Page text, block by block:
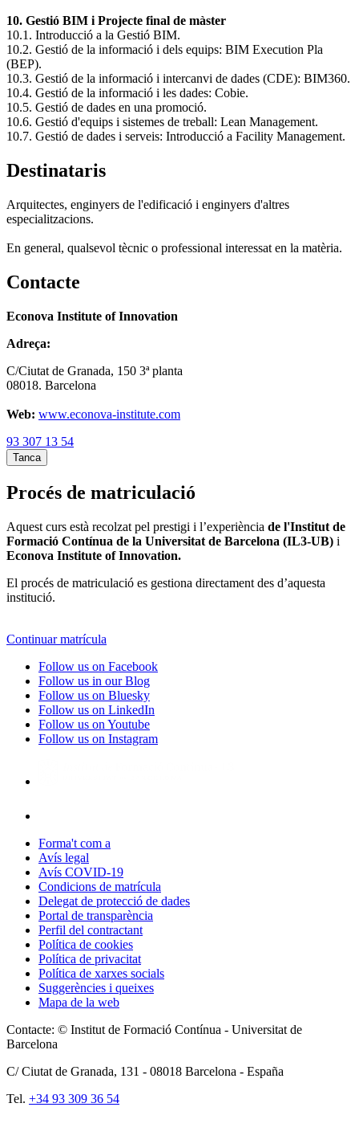
10. Gestió BIM i Projecte final de màster
10.1. Introducció a la Gestió BIM.
10.2. Gestió de la informació i dels equips: BIM Execution Pla
(BEP).
10.3. Gestió de la informació i intercanvi de dades (CDE): BIM360.
10.4. Gestió de la informació i les dades: Cobie.
10.5. Gestió de dades en una promoció.
10.6. Gestió d'equips i sistemes de treball: Lean Management.
10.7. Gestió de dades i serveis: Introducció a Facility Management.
Destinataris
Arquitectes, enginyers de l'edificació i enginyers d'altres
especialitzacions.
En general, qualsevol tècnic o professional interessat en la matèria.
Contacte
Econova Institute of Innovation
Adreça:
C/Ciutat de Granada, 150 3ª planta
08018. Barcelona
Web: www.econova-institute.com
93 307 13 54
Tanca
Procés de matriculació
Aquest curs està recolzat pel prestigi i l’experiència de l'Institut de
Formació Contínua de la Universitat de Barcelona (IL3-UB) i
Econova Institute of Innovation.
El procés de matriculació es gestiona directament des d’aquesta
institució.
Continuar matrícula
Follow us on Facebook
Follow us in our Blog
Follow us on Bluesky
Follow us on LinkedIn
Follow us on Youtube
Follow us on Instagram
Forma't com a
Avís legal
Avís COVID-19
Condicions de matrícula
Delegat de protecció de dades
Portal de transparència
Perfil del contractant
Política de cookies
Política de privacitat
Política de xarxes socials
Suggerències i queixes
Mapa de la web
Contacte: © Institut de Formació Contínua - Universitat de
Barcelona
C/ Ciutat de Granada, 131 - 08018 Barcelona - España
Tel. +34 93 309 36 54